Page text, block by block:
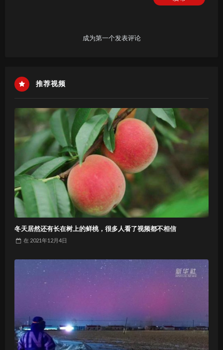
成为第一个发表评论
推荐视频
冬天居然还有长在树上的鲜桃，很多人看了视频都不相信
在 2021年12月4日